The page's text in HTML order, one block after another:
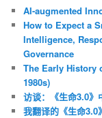
AI-augmented
How to Expect a
Intelligence,
Governance
The Early History
1980s)
访谈：《生命3.0》
我翻译的《生命3.0